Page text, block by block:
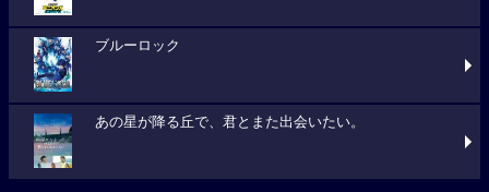
ブルーロック
あの星が降る丘で、君とまた出会いたい。